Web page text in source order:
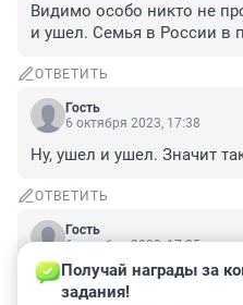
Видимо особо никто не
и ушел. Семья в России в
ОТВЕТИТЬ
Гость
6 октября 2023, 17:38
Ну, ушел и ушел. Значит
ОТВЕТИТЬ
Гость
6 октября 2023, 17:25
Ранее в Тюмени пропал
ушел из школы № 65 на
Получай награды за
задания!